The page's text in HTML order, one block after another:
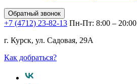
Обратный звонок
+7 (4712) 23-82-13 Пн-Пт: 8:00 – 20:00
г. Курск, ул. Садовая, 29А
Как добраться?